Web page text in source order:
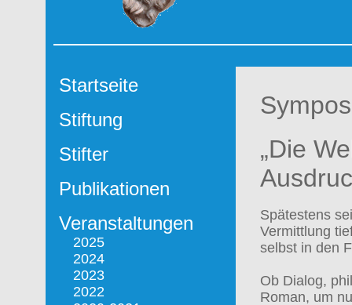
Startseite
Stiftung
Stifter
Publikationen
Veranstaltungen
2025
2024
2023
2022
„Die
Spätestens
Vermittlung
selbst in den
Ob Dialog,
Roman, um